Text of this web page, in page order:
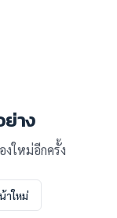
าง
ใหม่อีกครั้ง
าใหม่